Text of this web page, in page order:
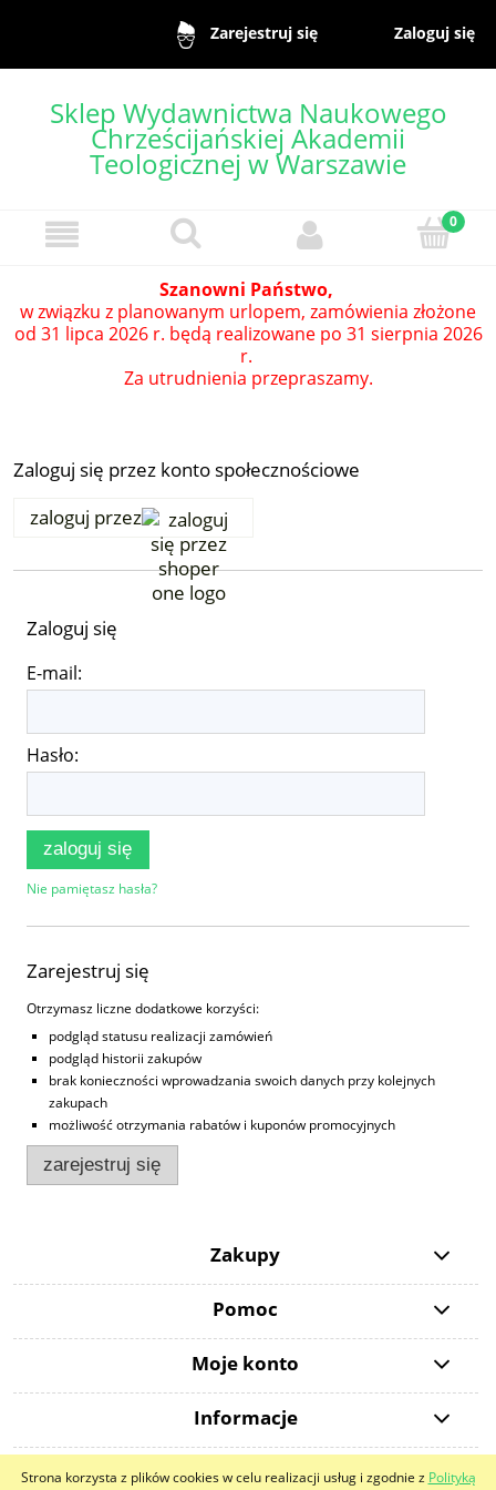
Strona korzysta z plików cookies w celu realizacji usług i zgodnie z Polityką
Zarejestruj się Zaloguj się
Sklep Wydawnictwa Naukowego
Chrześcijańskiej Akademii
Teologicznej w Warszawie
Szanowni Państwo,
w związku z planowanym urlopem, zamówienia złożone
od 31 lipca 2026 r. będą realizowane po 31 sierpnia 2026
r.
Za utrudnienia przepraszamy.
Zaloguj się przez konto społecznościowe
zaloguj przez
Zaloguj się
E-mail:
Hasło:
zaloguj się
Nie pamiętasz hasła?
Zarejestruj się
Otrzymasz liczne dodatkowe korzyści:
podgląd statusu realizacji zamówień
podgląd historii zakupów
brak konieczności wprowadzania swoich danych przy kolejnych
zakupach
możliwość otrzymania rabatów i kuponów promocyjnych
zarejestruj się
Zakupy
Pomoc
Moje konto
Informacje